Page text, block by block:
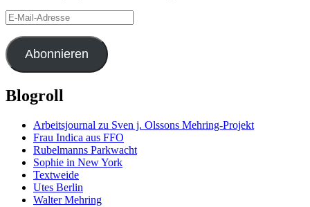
E-
Mail-
Adresse
Abonnieren
Blogroll
Arbeitsjournal zu Sven j. Olssons Mehring-Projekt
Frau Indica aus FFO
Rubelmanns Parkwacht
Sophie in New York
Textweide
Utes Berlin
Walter Mehring